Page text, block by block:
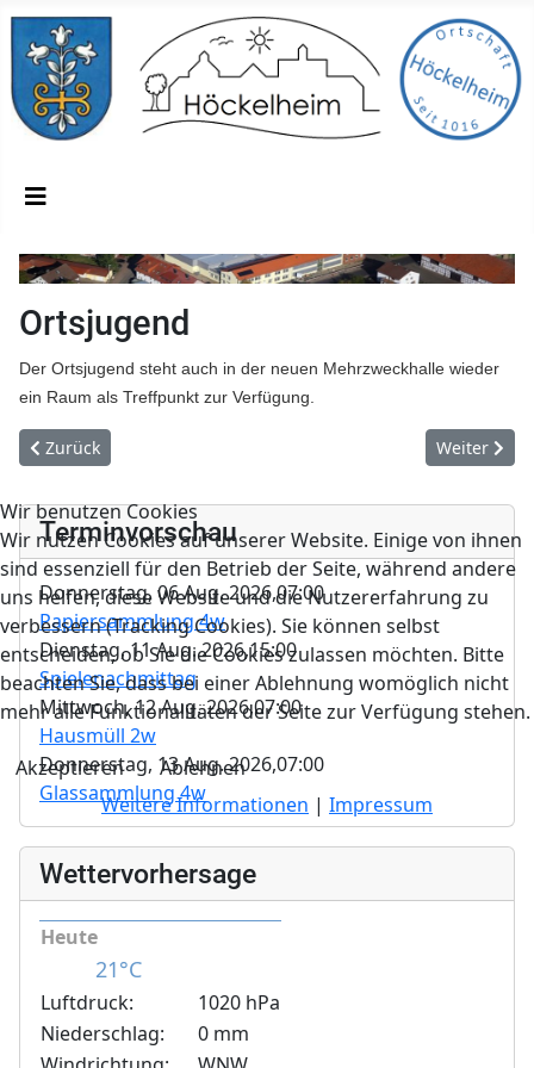
Ortsjugend
Der Ortsjugend steht auch in der neuen Mehrzweckhalle wieder
ein Raum als Treffpunkt zur Verfügung.
Vorheriger Beitrag: Posaunenchor und Feuerwehrmusikzug
Zurück Nächster
Weiter
Terminvorschau
Donnerstag, 06 Aug. 2026,07:00
Papiersammlung 4w
Dienstag, 11 Aug. 2026,15:00
Spielenachmittag
Mittwoch, 12 Aug. 2026,07:00
Hausmüll 2w
Donnerstag, 13 Aug. 2026,07:00
Glassammlung 4w
Wettervorhersage
Heute
21°C
Luftdruck:
1020 hPa
Niederschlag:
0 mm
Wir benutzen Cookies
Wir nutzen Cookies auf unserer Website. Einige von ihnen
sind essenziell für den Betrieb der Seite, während andere
uns helfen, diese Website und die Nutzererfahrung zu
verbessern (Tracking Cookies). Sie können selbst
entscheiden, ob Sie die Cookies zulassen möchten. Bitte
beachten Sie, dass bei einer Ablehnung womöglich nicht
mehr alle Funktionalitäten der Seite zur Verfügung stehen.
Akzeptieren
Ablehnen
Weitere Informationen | Impressum